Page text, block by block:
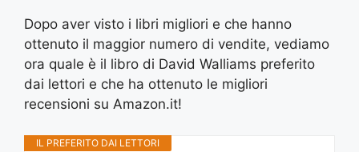
Dopo aver visto i libri migliori e che hanno
ottenuto il maggior numero di vendite, vediamo
ora quale è il libro di David Walliams preferito
dai lettori e che ha ottenuto le migliori
recensioni su Amazon.it!
IL PREFERITO DAI LETTORI